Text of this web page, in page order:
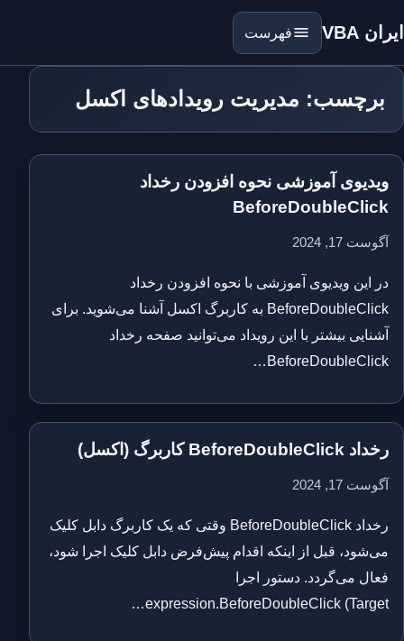
ایران VBA فهرست
برچسب: مدیریت رویدادهای اکسل
ویدیوی آموزشی نحوه افزودن رخداد
BeforeDoubleClick
آگوست 17, 2024
در این ویدیوی آموزشی با نحوه افزودن رخداد
BeforeDoubleClick به کاربرگ اکسل آشنا می‌شوید. برای
آشنایی بیشتر با این رویداد می‌توانید صفحه رخداد
BeforeDoubleClick…
رخداد BeforeDoubleClick کاربرگ (اکسل)
آگوست 17, 2024
رخداد BeforeDoubleClick وقتی که یک کاربرگ دابل کلیک
می‌شود، قبل از اینکه اقدام پیش‌فرض دابل کلیک اجرا شود،
فعال می‌گردد. دستور اجرا
expression.BeforeDoubleClick (Target…